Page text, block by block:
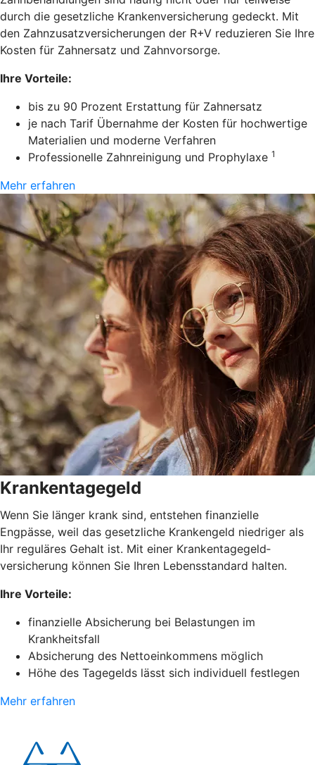
durch die gesetzliche Krankenversicherung gedeckt. Mit
den Zahnzusatzversicherungen der R+V reduzieren Sie Ihre
Kosten für Zahnersatz und Zahnvorsorge.
Ihre Vorteile:
bis zu 90 Prozent Erstattung für Zahnersatz
je nach Tarif Übernahme der Kosten für hochwertige
Materialien und moderne Verfahren
Professionelle Zahnreinigung und Prophylaxe 1
Mehr erfahren
Krankentagegeld
Wenn Sie länger krank sind, entstehen finanzielle
Engpässe, weil das gesetzliche Krankengeld niedriger als
Ihr reguläres Gehalt ist. Mit einer Krankentagegeld­
versicherung können Sie Ihren Lebensstandard halten.
Ihre Vorteile:
finanzielle Absicherung bei Belastungen im
Krankheitsfall
Absicherung des Nettoeinkommens möglich
Höhe des Tagegelds lässt sich individuell festlegen
Mehr erfahren